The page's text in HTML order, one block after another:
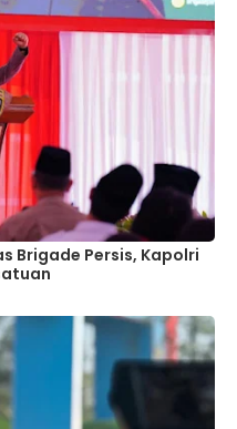
Brigade Persis, Kapolri